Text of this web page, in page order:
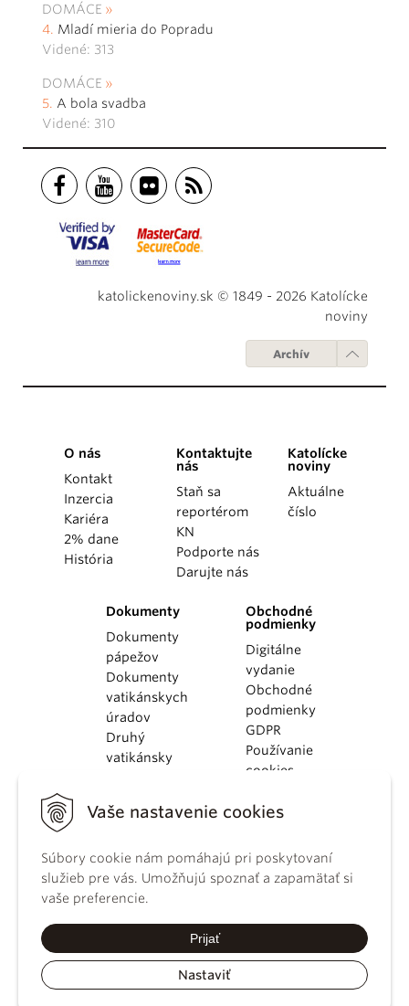
Vaše nastavenie cookies
Súbory cookie nám pomáhajú pri poskytovaní
služieb pre vás. Umožňujú spoznať a zapamätať si
vaše preferencie.
Prijať
Nastaviť
DOMÁCE
Mladí mieria do Popradu
Videné: 313
DOMÁCE
A bola svadba
Videné: 310
katolickenoviny.sk © 1849 - 2026 Katolícke
noviny
Archív
O nás
Kontakt
Inzercia
Kariéra
2% dane
História
Kontaktujte
nás
Staň sa
reportérom
KN
Podporte nás
Darujte nás
Katolícke
noviny
Aktuálne
číslo
Dokumenty
Dokumenty
pápežov
Dokumenty
vatikánskych
úradov
Druhý
vatikánsky
KBS
kánonického
práva
Katechizmus
Obchodné
podmienky
Digitálne
vydanie
Obchodné
podmienky
GDPR
Používanie
cookies